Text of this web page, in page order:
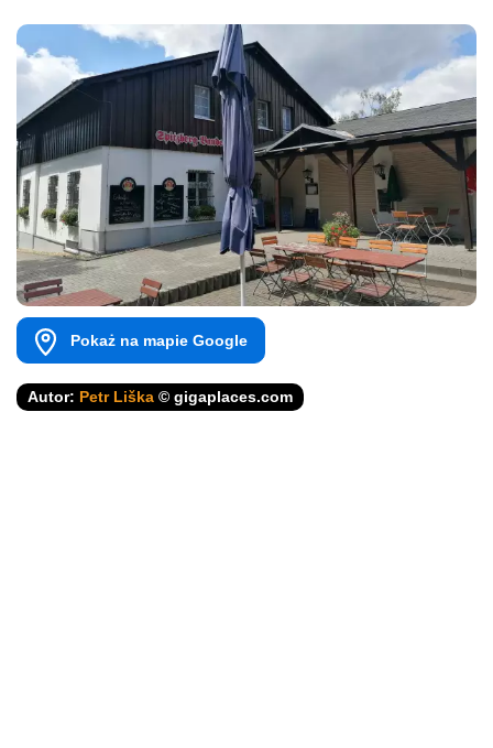
Pokaż na mapie Google
Autor: Petr Liška © gigaplaces.com